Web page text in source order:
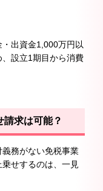
出資金1,000万円以
設立1期目から消費
請求は可能？
務がない免税事業
せするのは、一見